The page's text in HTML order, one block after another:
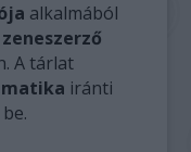
alkalmából
A tárlat
iránti